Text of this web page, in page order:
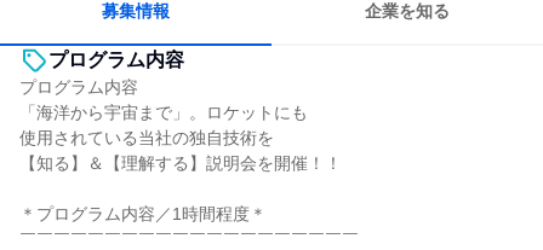
募集情報 企業を知る
プログラム内容
プログラム内容
「海洋から宇宙まで」。ロケットにも
使用されている当社の独自技術を
【知る】＆【理解する】説明会を開催！！
＊プログラム内容／1時間程度＊
￣￣￣￣￣￣￣￣￣￣￣￣￣￣￣￣￣￣￣￣